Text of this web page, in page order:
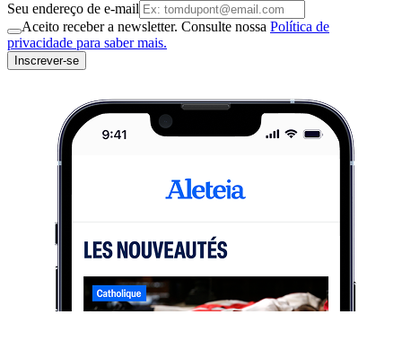
Seu endereço de e-mail
Aceito receber a newsletter. Consulte nossa Política de
privacidade para saber mais.
Inscrever-se